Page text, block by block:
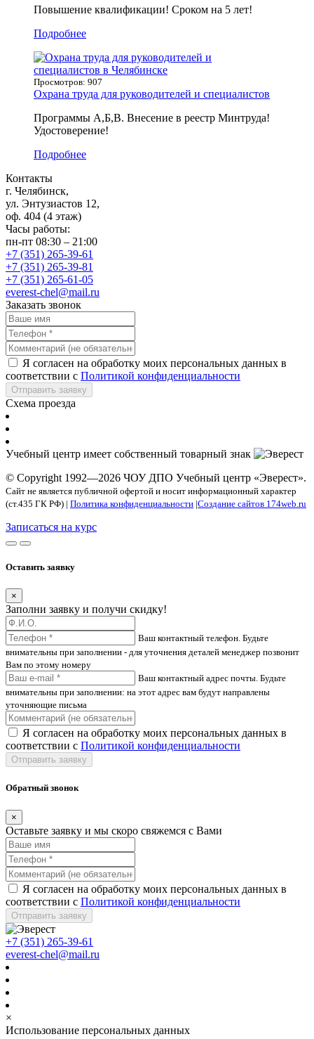
Повышение квалификации! Сроком на 5 лет!
Подробнее
Просмотров: 907
Охрана труда для руководителей и специалистов
Программы А,Б,В. Внесение в реестр Минтруда!
Удостоверение!
Подробнее
Контакты
г. Челябинск,
ул. Энтузиастов 12,
оф. 404 (4 этаж)
Часы работы:
пн-пт 08:30 – 21:00
+7 (351) 265-39-61
+7 (351) 265-39-81
+7 (351) 265-61-05
everest-chel@mail.ru
Заказать звонок
Я согласен на обработку моих персональных данных в
соответствии с Политикой конфиденциальности
Отправить заявку
Схема проезда
Учебный центр имеет собственный товарный знак
© Copyright 1992—2026 ЧОУ ДПО Учебный центр «Эверест».
Сайт не является публичной офертой и носит информационный характер
(ст.435 ГК РФ) | Политика конфиденциальности |Создание сайтов 174web.ru
Записаться на курс
Оставить заявку
×
Заполни заявку и получи скидку!
Ваш контактный телефон. Будьте
внимательны при заполнении - для уточнения деталей менеджер позвонит
Вам по этому номеру
Ваш контактный адрес почты. Будьте
внимательны при заполнении: на этот адрес вам будут направлены
уточняющие письма
Я согласен на обработку моих персональных данных в
соответствии с Политикой конфиденциальности
Отправить заявку
Обратный звонок
×
Оставьте заявку и мы скоро свяжемся с Вами
Я согласен на обработку моих персональных данных в
соответствии с Политикой конфиденциальности
Отправить заявку
+7 (351) 265-39-61
everest-chel@mail.ru
×
Использование персональных данных